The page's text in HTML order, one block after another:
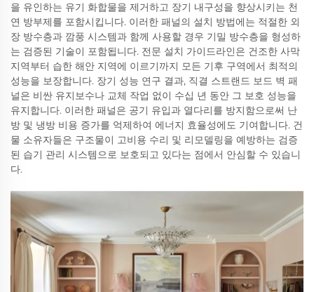
을 유인하는 유기 화합물을 제거하고 장기 내구성을 향상시키는 천
연 방부제를 포함시킵니다. 이러한 패널의 설치 방법에는 적절한 외
장 방수층과 깜풍 시스템과 함께 사용할 경우 기밀 방수층을 형성하
는 검증된 기술이 포함됩니다. 전문 설치 가이드라인은 건조한 사막
지역부터 습한 해안 지역에 이르기까지 모든 기후 구역에서 최적의
성능을 보장합니다. 장기 성능 연구 결과, 직결 스트랜드 보드 벽 패
널은 비싼 유지보수나 교체 작업 없이 수십 년 동안 그 보호 성능을
유지합니다. 이러한 패널은 공기 유입과 열다리를 방지함으로써 난
방 및 냉방 비용 증가를 억제하여 에너지 효율성에도 기여합니다. 건
물 소유자들은 구조물이 고비용 수리 및 리모델링을 예방하는 검증
된 습기 관리 시스템으로 보호되고 있다는 점에서 안심할 수 있습니
다.